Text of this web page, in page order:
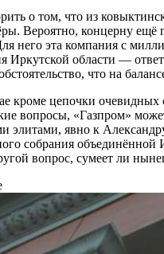
о том, что из
Вероятно, концерну ещё
него эта компания с
Иркутской области —
что на
кроме цепочки очевидных
вопросы, «Газпром»
элитами, явно к
собрания
вопрос, сумеет ли